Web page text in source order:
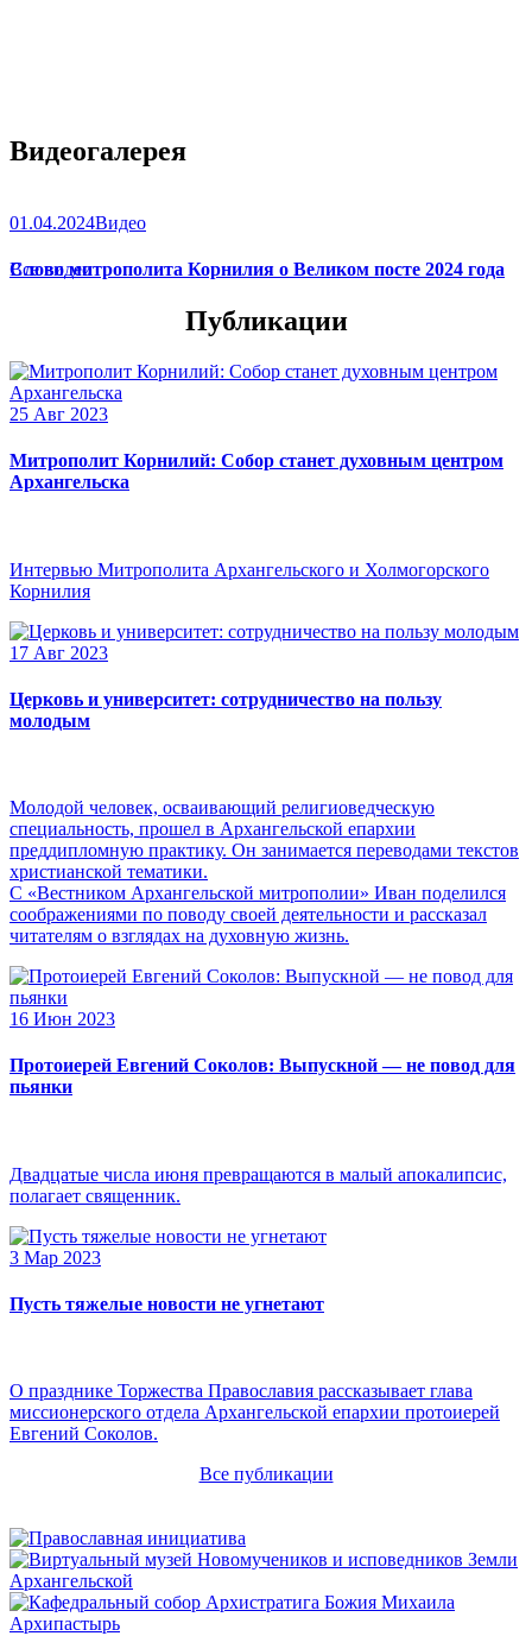
Видеогалерея
01.04.2024Видео
Слово митрополита Корнилия о Великом посте 2024 года
Все видео
Публикации
25 Авг 2023
Митрополит Корнилий: Собор станет духовным центром
Архангельска
Интервью Митрополита Архангельского и Холмогорского
Корнилия
17 Авг 2023
Церковь и университет: сотрудничество на пользу
молодым
Молодой человек, осваивающий религиоведческую
специальность, прошел в Архангельской епархии
преддипломную практику. Он занимается переводами текстов
христианской тематики.
С «Вестником Архангельской митрополии» Иван поделился
соображениями по поводу своей деятельности и рассказал
читателям о взглядах на духовную жизнь.
16 Июн 2023
Протоиерей Евгений Соколов: Выпускной — не повод для
пьянки
Двадцатые числа июня превращаются в малый апокалипсис,
полагает священник.
3 Мар 2023
Пусть тяжелые новости не угнетают
О празднике Торжества Православия рассказывает глава
миссионерского отдела Архангельской епархии протоиерей
Евгений Соколов.
Все публикации
Архипастырь